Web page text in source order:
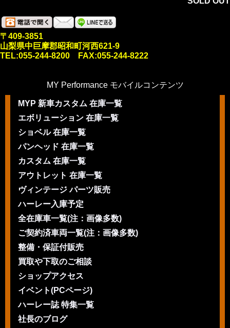
〒409-3851
山梨県中巨摩郡昭和町河西621-9
TEL:055-244-8200 FAX:055-244-8222
MY Performance モバイルコンテンツ
MYP 新車カスタム 在庫一覧
エボリューション 在庫一覧
ショベル 在庫一覧
パンヘッド 在庫一覧
カスタム 在庫一覧
アウトレット 在庫一覧
ヴィンテージ パーツ販売
ハーレー入庫予定
全在庫車一覧(注：画像多数)
ご契約済車両一覧(注：画像多数)
整備・保証付販売
買取や下取のご相談
ショップアクセス
イベント(PCページ)
ハーレー誌 特集一覧
社長のブログ